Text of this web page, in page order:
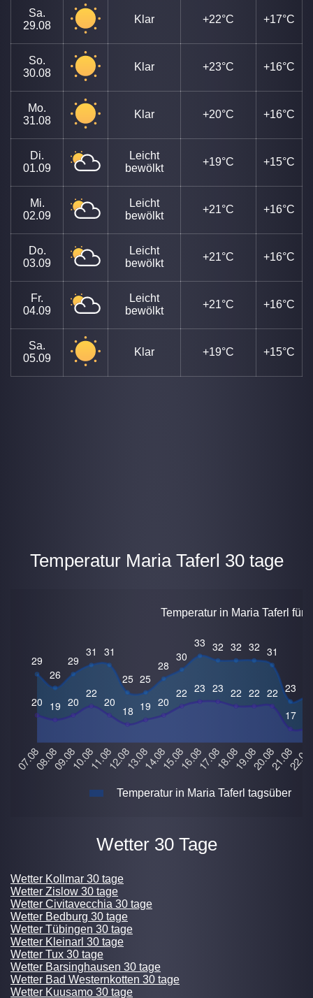
Sa.
29.08
Klar +22°C +17°C
So.
30.08
Klar +23°C +16°C
Mo.
31.08
Klar +20°C +16°C
Di.
01.09
Leicht
bewölkt
+19°C +15°C
Mi.
02.09
Leicht
bewölkt
+21°C +16°C
Do.
03.09
Leicht
bewölkt
+21°C +16°C
Fr.
04.09
Leicht
bewölkt
+21°C +16°C
Sa.
05.09
Klar +19°C +15°C
Temperatur Maria Taferl 30 tage
Temperatur in Maria Taferl für
Temperatur in Maria Taferl tagsüber
Wetter 30 Tage
Wetter Kollmar 30 tage
Wetter Zislow 30 tage
Wetter Civitavecchia 30 tage
Wetter Bedburg 30 tage
Wetter Tübingen 30 tage
Wetter Kleinarl 30 tage
Wetter Tux 30 tage
Wetter Barsinghausen 30 tage
Wetter Bad Westernkotten 30 tage
Wetter Kuusamo 30 tage